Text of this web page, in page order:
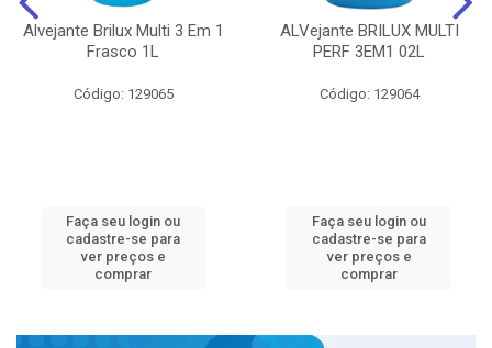
Alvejante Brilux Multi 3 Em 1
Frasco 1L
Código: 129065
Faça seu login ou
cadastre-se para
ver preços e
comprar
ALVejante BRILUX MULTI
PERF 3EM1 02L
Código: 129064
Faça seu login ou
cadastre-se para
ver preços e
comprar